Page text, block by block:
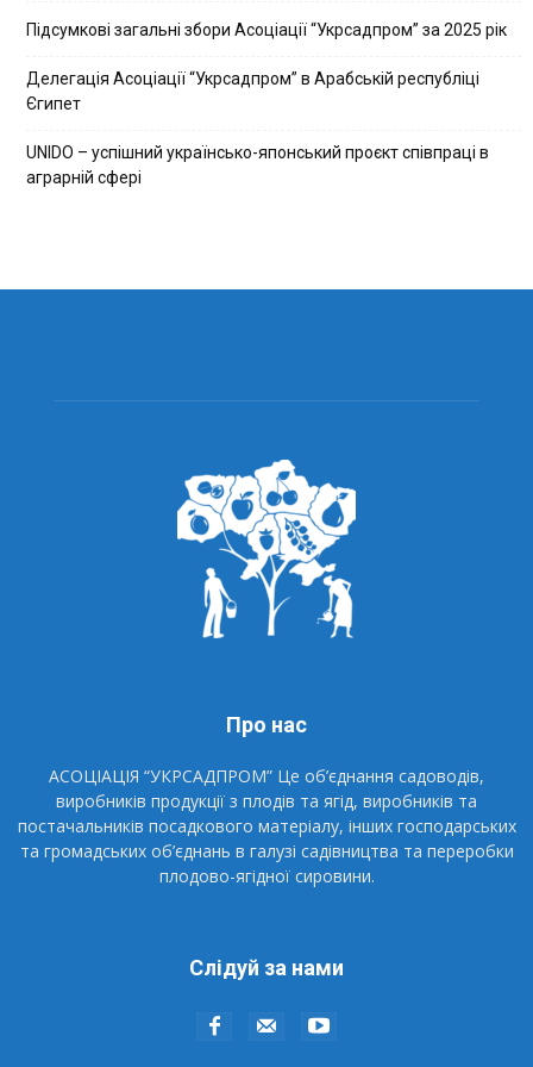
Підсумкові загальні збори Асоціації “Укрсадпром” за 2025 рік
Делегація Асоціації “Укрсадпром” в Арабській республіці
Єгипет
UNIDO – успішний українсько-японський проєкт співпраці в
аграрній сфері
Про нас
АСОЦІАЦІЯ “УКРСАДПРОМ” Це об’єднання садоводів,
виробників продукції з плодів та ягід, виробників та
постачальників посадкового матеріалу, інших господарських
та громадських об’єднань в галузі садівництва та переробки
плодово-ягідної сировини.
Слідуй за нами